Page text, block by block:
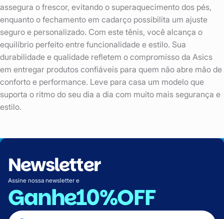
assegura o frescor, evitando o superaquecimento dos pés,
enquanto o fechamento em cadarço possibilita um ajuste
seguro e personalizado. Com este tênis, você alcança o
equilíbrio perfeito entre funcionalidade e estilo. Sua
durabilidade e qualidade refletem o compromisso da Asics
em entregar produtos confiáveis para quem não abre mão de
conforto e performance. Leve para casa um modelo que
suporta o ritmo do seu dia a dia com muito mais segurança e
estilo.
Newsletter
Assine nossa newsletter e
Ganhe10%OFF